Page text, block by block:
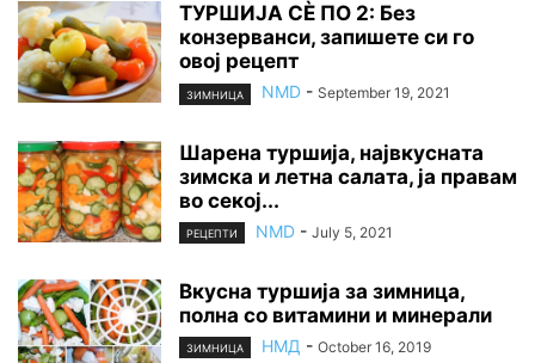
ТУРШИЈА СÈ ПО 2: Без
конзерванси, запишете си го
овој рецепт
ЗИМНИЦА NMD - September 19, 2021
Шарена туршија, највкусната
зимска и летна салата, ја правам
во секој...
РЕЦЕПТИ NMD - July 5, 2021
Вкусна туршија за зимница,
полна со витамини и минерали
ЗИМНИЦА НМД - October 16, 2019